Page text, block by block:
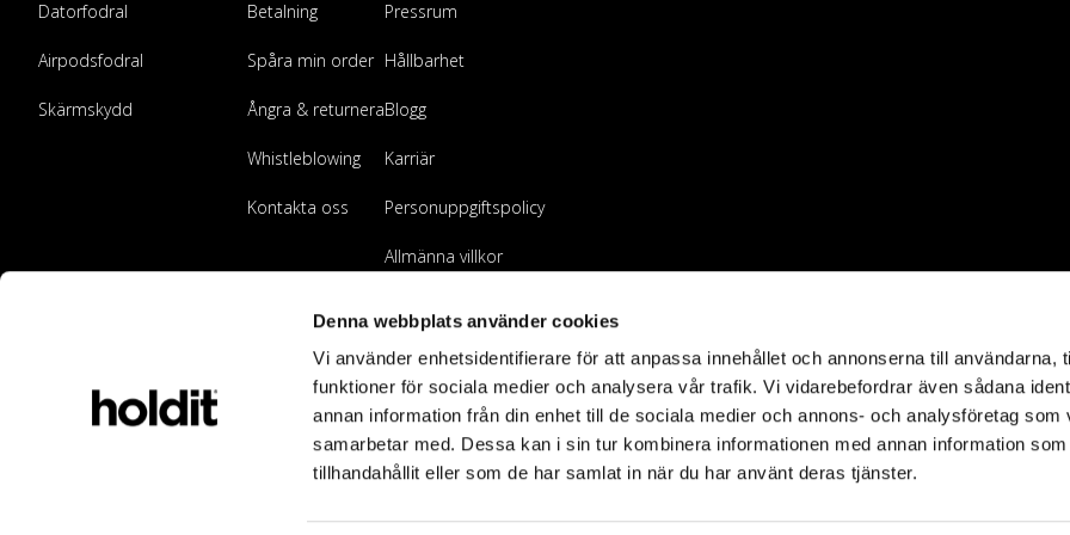
Denna webbplats använder cookies
Vi använder enhetsidentifierare för att anpassa innehållet och annonserna till användarna,
funktioner för sociala medier och analysera vår trafik. Vi vidarebefordrar även sådana
annan information från din enhet till de sociala medier och annons- och analysföretag som
samarbetar med. Dessa kan i sin tur kombinera informationen med annan information
tillhandahållit eller som de har samlat in när du har använt deras tjänster.
Datorfodral
Airpodsfodral
Skärmskydd
Betalning
Spåra min order
Ångra & returnera
Whistleblowing
Kontakta oss
Pressrum
Hållbarhet
Blogg
Karriär
Personuppgiftspolicy
Allmänna villkor
©2023 Holdit AB